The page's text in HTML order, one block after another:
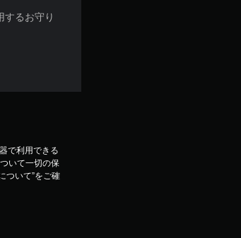
するお守り
で利用できる
いて一切の保
ついて”をご確